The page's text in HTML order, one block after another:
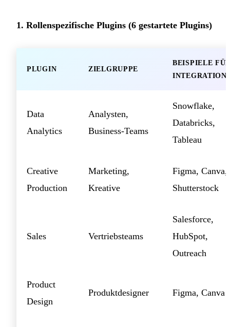
1. Rollenspezifische Plugins (6 gestartete Plugins)
PLUGIN ZIELGRUPPE
BEISPIELE
Data
Analytics
Analysten,
Business-Teams
Snowflake,
Databricks,
Tableau
Creative
Production
Marketing,
Kreative
Figma, Canva,
Shutterstock
Sales Vertriebsteams
Salesforce,
HubSpot,
Outreach
Product
Design
Produktdesigner Figma, Canva